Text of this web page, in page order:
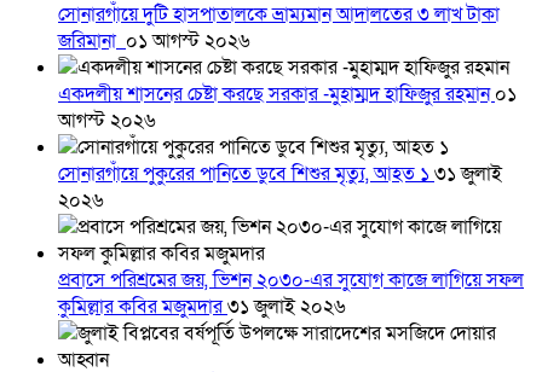
সোনারগাঁয়ে দুটি হাসপাতালকে ভ্রাম্যমান আদালতের ৩ লাখ টাকা
জরিমানা ০১ আগস্ট ২০২৬
একদলীয় শাসনের চেষ্টা করছে সরকার -মুহাম্মদ হাফিজুর রহমান০১
আগস্ট ২০২৬
সোনারগাঁয়ে পুকুরের পানিতে ডুবে শিশুর মৃত্যু, আহত ১ ৩১ জুলাই
২০২৬
প্রবাসে পরিশ্রমের জয়, ভিশন ২০৩০-এর সুযোগ কাজে লাগিয়ে সফল
কুমিল্লার কবির মজুমদার৩১ জুলাই ২০২৬